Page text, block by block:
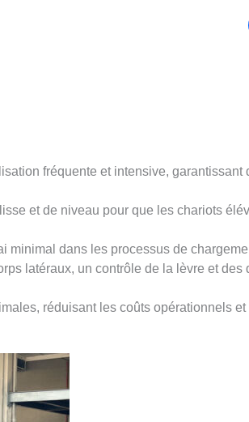
fréquente et intensive, garantissant
et de niveau pour que les chariots
minimal dans les processus de
latéraux, un contrôle de la lèvre et des
réduisant les coûts opérationnels et